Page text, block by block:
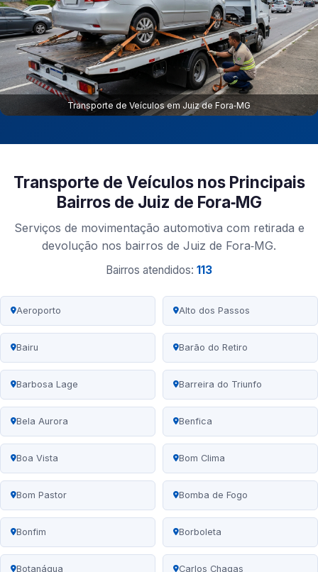
Transporte de Veículos em Juiz de Fora‑MG
Transporte de Veículos nos Principais
Bairros de Juiz de Fora‑MG
Serviços de movimentação automotiva com retirada e
devolução nos bairros de Juiz de Fora‑MG.
Bairros atendidos: 113
Aeroporto Alto dos Passos
Bairu Barão do Retiro
Barbosa Lage Barreira do Triunfo
Bela Aurora Benfica
Boa Vista Bom Clima
Bom Pastor Bomba de Fogo
Bonfim Borboleta
Botanágua Carlos Chagas